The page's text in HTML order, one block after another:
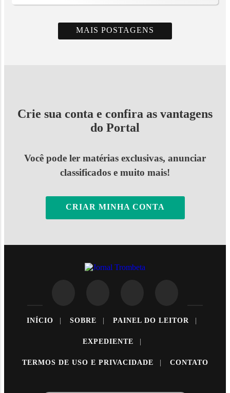
MAIS POSTAGENS
Crie sua conta e confira as vantagens
do Portal
Você pode ler matérias exclusivas, anunciar
classificados e muito mais!
CRIAR MINHA CONTA
INÍCIO SOBRE PAINEL DO LEITOR
EXPEDIENTE
TERMOS DE USO E PRIVACIDADE CONTATO